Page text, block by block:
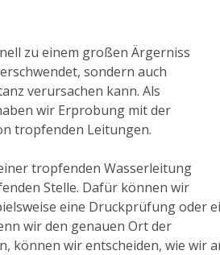
zu einem großen Ärgerniss
sondern auch
verursachen kann. Als
wir Erprobung mit der
tropfenden Leitungen.
tropfenden Wasserleitung
Stelle. Dafür können wir
eine Druckprüfung oder
wir den genauen Ort der
können wir entscheiden, wie wir